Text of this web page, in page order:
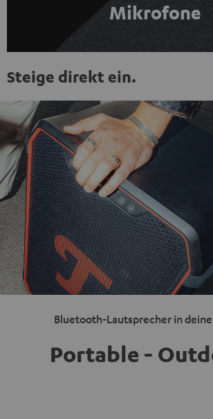
Mikrofone
Steige direkt ein.
Bluetooth-Lautsprecher in
Portable -